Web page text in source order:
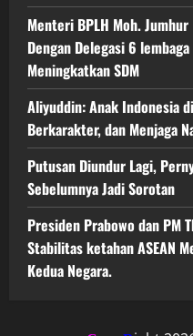
Menteri BPLH Moh.
Dengan Delegasi 6
Meningkatkan SDM
Aliyuddin: Anak Indonesia
Berkarakter, dan Menjaga
Putusan Diundur Lagi,
Sebelumnya Jadi Sorotan
Presiden Prabowo dan PM
Stabilitas ketahan ASEAN
Kedua Negara.